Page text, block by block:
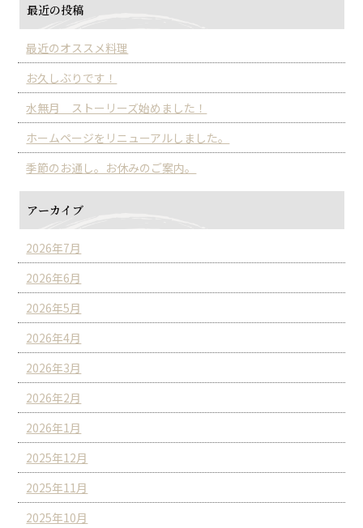
最近の投稿
最近のオススメ料理
お久しぶりです！
水無月 ストーリーズ始めました！
ホームページをリニューアルしました。
季節のお通し。お休みのご案内。
アーカイブ
2026年7月
2026年6月
2026年5月
2026年4月
2026年3月
2026年2月
2026年1月
2025年12月
2025年11月
2025年10月